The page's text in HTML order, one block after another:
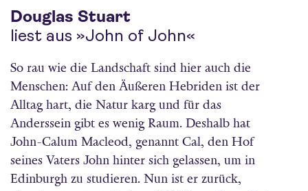
Douglas Stuart
liest aus »John of John«
So rau wie die Landschaft sind hier auch die
Menschen: Auf den Äußeren Hebriden ist der
Alltag hart, die Natur karg und für das
Anderssein gibt es wenig Raum. Deshalb hat
John-Calum Macleod, genannt Cal, den Hof
seines Vaters John hinter sich gelassen, um in
Edinburgh zu studieren. Nun ist er zurück,